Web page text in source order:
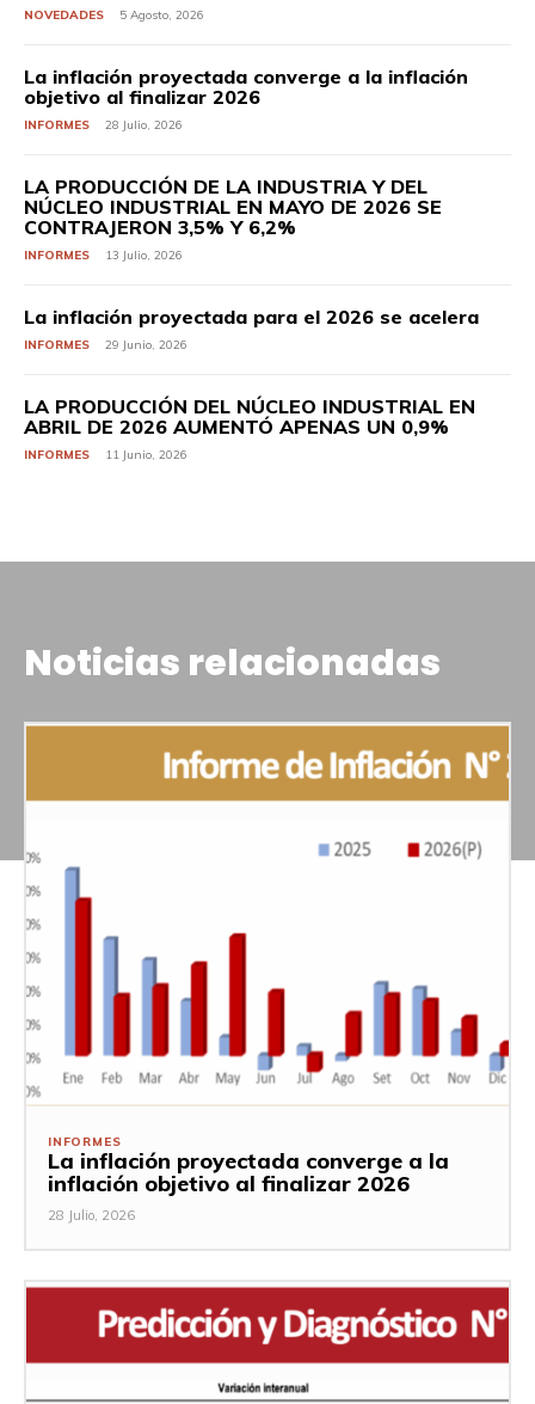
NOVEDADES 5 Agosto, 2026
La inflación proyectada converge a la inflación
objetivo al finalizar 2026
INFORMES 28 Julio, 2026
LA PRODUCCIÓN DE LA INDUSTRIA Y DEL
NÚCLEO INDUSTRIAL EN MAYO DE 2026 SE
CONTRAJERON 3,5% Y 6,2%
INFORMES 13 Julio, 2026
La inflación proyectada para el 2026 se acelera
INFORMES 29 Junio, 2026
LA PRODUCCIÓN DEL NÚCLEO INDUSTRIAL EN
ABRIL DE 2026 AUMENTÓ APENAS UN 0,9%
INFORMES 11 Junio, 2026
Noticias relacionadas
INFORMES
La inflación proyectada converge a la
inflación objetivo al finalizar 2026
28 Julio, 2026